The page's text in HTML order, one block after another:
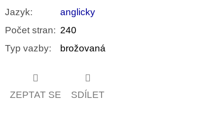
Jazyk:
anglicky
Počet stran: 240
Typ vazby: brožovaná
ZEPTAT SE SDÍLET